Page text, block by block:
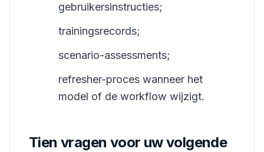
gebruikersinstructies;
trainingsrecords;
scenario-assessments;
refresher-proces wanneer het
model of de workflow wijzigt.
Tien vragen voor uw volgende